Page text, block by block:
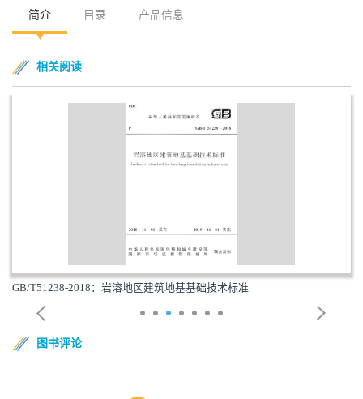
简介 目录 产品信息
相关阅读
GB/T51238-2018：岩溶地区建筑地基基础技术标准
图书评论